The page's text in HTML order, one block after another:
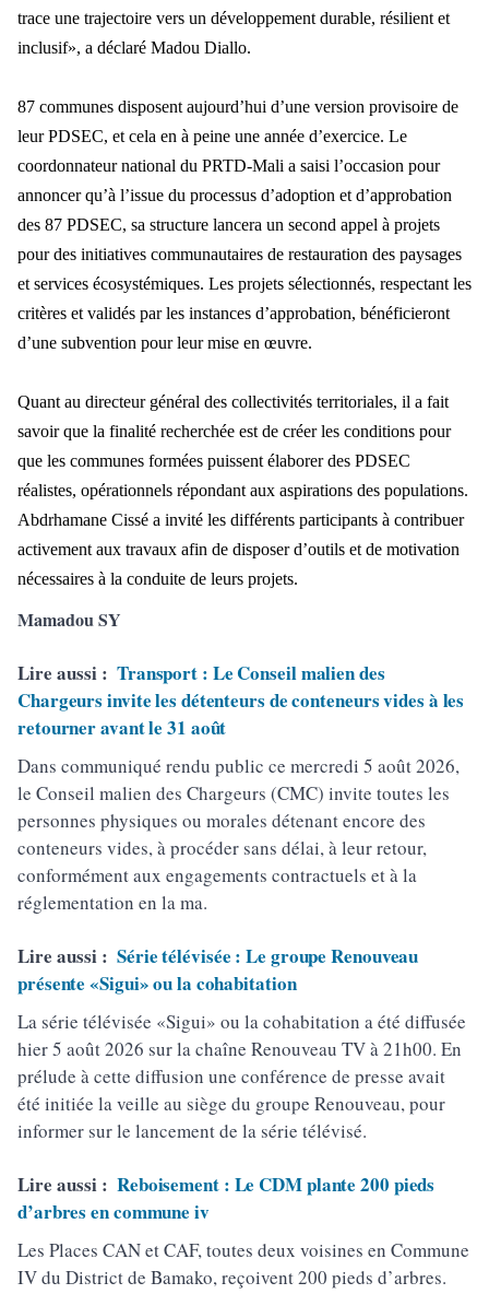
trace une trajectoire vers un développement durable, résilient et
inclusif», a déclaré Madou Diallo.
87 communes disposent aujourd’hui d’une version provisoire de
leur PDSEC, et cela en à peine une année d’exercice. Le
coordonnateur national du PRTD-Mali a saisi l’occasion pour
annoncer qu’à l’issue du processus d’adoption et d’approbation
des 87 PDSEC, sa structure lancera un second appel à projets
pour des initiatives communautaires de restauration des paysages
et services écosystémiques. Les projets sélectionnés, respectant les
critères et validés par les instances d’approbation, bénéficieront
d’une subvention pour leur mise en œuvre.
Quant au directeur général des collectivités territoriales, il a fait
savoir que la finalité recherchée est de créer les conditions pour
que les communes formées puissent élaborer des PDSEC
réalistes, opérationnels répondant aux aspirations des populations.
Abdrhamane Cissé a invité les différents participants à contribuer
activement aux travaux afin de disposer d’outils et de motivation
nécessaires à la conduite de leurs projets.
Mamadou SY
Lire aussi : Transport : Le Conseil malien des
Chargeurs invite les détenteurs de conteneurs vides à les
retourner avant le 31 août
Dans communiqué rendu public ce mercredi 5 août 2026,
le Conseil malien des Chargeurs (CMC) invite toutes les
personnes physiques ou morales détenant encore des
conteneurs vides, à procéder sans délai, à leur retour,
conformément aux engagements contractuels et à la
réglementation en la ma.
Lire aussi : Série télévisée : Le groupe Renouveau
présente «Sigui» ou la cohabitation
La série télévisée «Sigui» ou la cohabitation a été diffusée
hier 5 août 2026 sur la chaîne Renouveau TV à 21h00. En
prélude à cette diffusion une conférence de presse avait
été initiée la veille au siège du groupe Renouveau, pour
informer sur le lancement de la série télévisé.
Lire aussi : Reboisement : Le CDM plante 200 pieds
d’arbres en commune iv
Les Places CAN et CAF, toutes deux voisines en Commune
IV du District de Bamako, reçoivent 200 pieds d’arbres.